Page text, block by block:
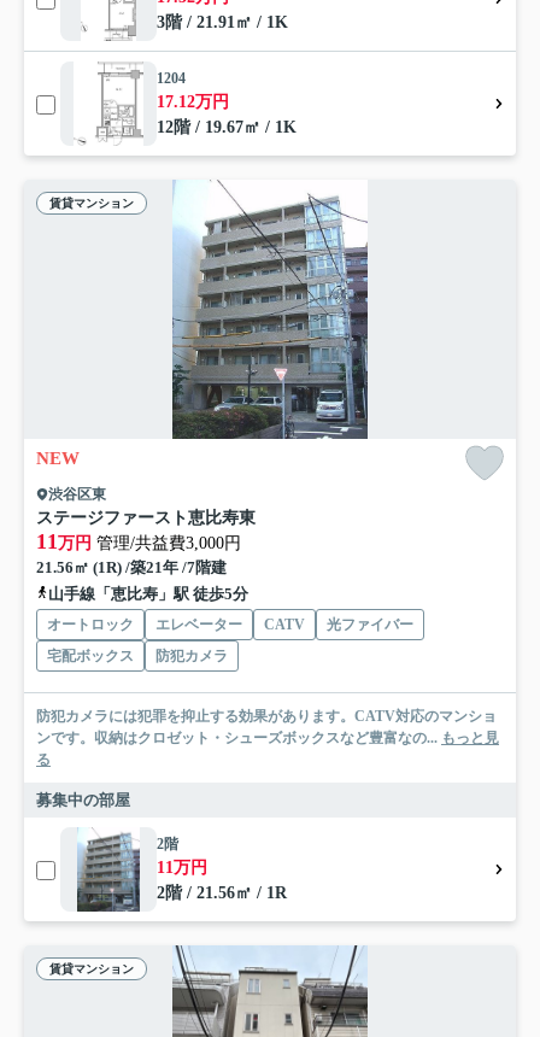
3階 / 21.91㎡ / 1K
1204
17.12万円
12階 / 19.67㎡ / 1K
賃貸マンション
NEW
渋谷区東
ステージファースト恵比寿東
11万円 管理/共益費3,000円
21.56㎡ (1R) /築21年 /7階建
山手線「恵比寿」駅 徒歩5分
オートロック エレベーター CATV
光ファイバー
宅配ボックス
防犯カメラ
防犯カメラには犯罪を抑止する効果があります。CATV対応のマンショ
ンです。収納はクロゼット・シューズボックスなど豊富なの... もっと見
る
募集中の部屋
2階
11万円
2階 / 21.56㎡ / 1R
賃貸マンション